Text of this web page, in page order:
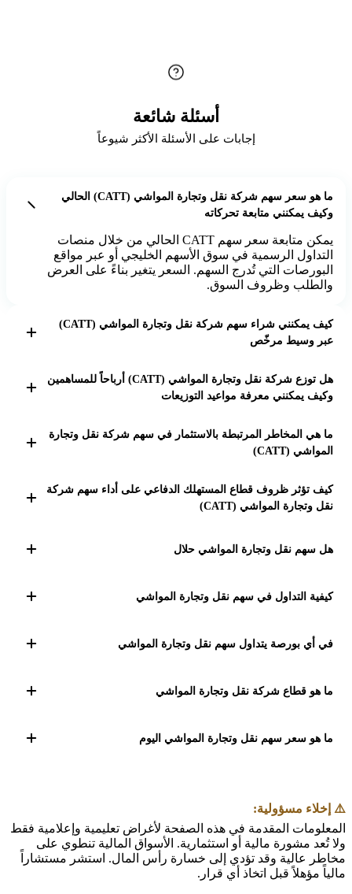
أسئلة شائعة
إجابات على الأسئلة الأكثر شيوعاً
ما هو سعر سهم شركة نقل وتجارة المواشي (CATT) الحالي
وكيف يمكنني متابعة تحركاته
يمكن متابعة سعر سهم CATT الحالي من خلال منصات
التداول الرسمية في سوق الأسهم الخليجي أو عبر مواقع
البورصات التي تُدرج السهم. السعر يتغير بناءً على العرض
والطلب وظروف السوق.
كيف يمكنني شراء سهم شركة نقل وتجارة المواشي (CATT)
عبر وسيط مرخّص
مرخّص في السوق الخليجي، إيداع الأموال، ثم تقديم أمر
شراء للسهم عبر منصة التداول الإلكترونية أو هاتفياً، مع
هل توزع شركة نقل وتجارة المواشي (CATT) أرباحاً للمساهمين
وكيف يمكنني معرفة مواعيد التوزيعات
الإدارة، ويمكن متابعة الإعلانات الرسمية على موقع الشركة
أو البورصة لمعرفة مواعيد وقيمة التوزيعات.
ما هي المخاطر المرتبطة بالاستثمار في سهم شركة نقل وتجارة
المواشي (CATT)
السوق، التغيرات في أسعار المواشي، الظروف الاقتصادية
والسياسية، وتأثيرات القطاع الاستهلاكي على أداء الشركة.
كيف تؤثر ظروف قطاع المستهلك الدفاعي على أداء سهم شركة
نقل وتجارة المواشي (CATT)
يركز على السلع الأساسية، لكن أداء سهم CATT يتأثر بعوامل
هل سهم نقل وتجارة المواشي حلال
منهجية البيت العربي: حلال. تعد شركة Livestock Transport &
واللحوم. تأسست في عام 1973، وقد استطاعت أن تبني
سمعة قوية عبر السنوات
كيفية التداول في سهم نقل وتجارة المواشي
مرخّص يتيح الوصول إلى بورصة الكويت. افتح حساباً، أودع
في أي بورصة يتداول سهم نقل وتجارة المواشي
التداول: CATT. تقع الشركة في الكويت.
ما هو قطاع شركة نقل وتجارة المواشي
الاستهلاكية الأساسية المُدرج في بورصة الكويت.
ما هو سعر سهم نقل وتجارة المواشي اليوم
⚠️ إخلاء مسؤولية:
المعلومات المقدمة في هذه الصفحة لأغراض تعليمية وإعلامية فقط
ولا تُعد مشورة مالية أو استثمارية. الأسواق المالية تنطوي على
مخاطر عالية وقد تؤدي إلى خسارة رأس المال. استشر مستشاراً
مالياً مؤهلاً قبل اتخاذ أي قرار.